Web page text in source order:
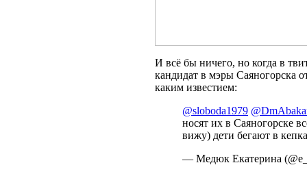
И всё бы ничего, но когда в
кандидат в мэры Саяногорска
каким известием:
@sloboda1979
носят их в Саяногорске
вижу) дети бегают в
— Медюк Екатерина